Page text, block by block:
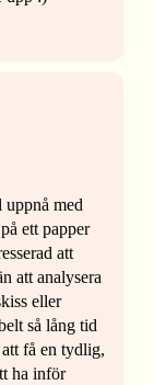
med
ett papper
att
att analysera
eller
så lång tid
få en tydlig,
ha inför